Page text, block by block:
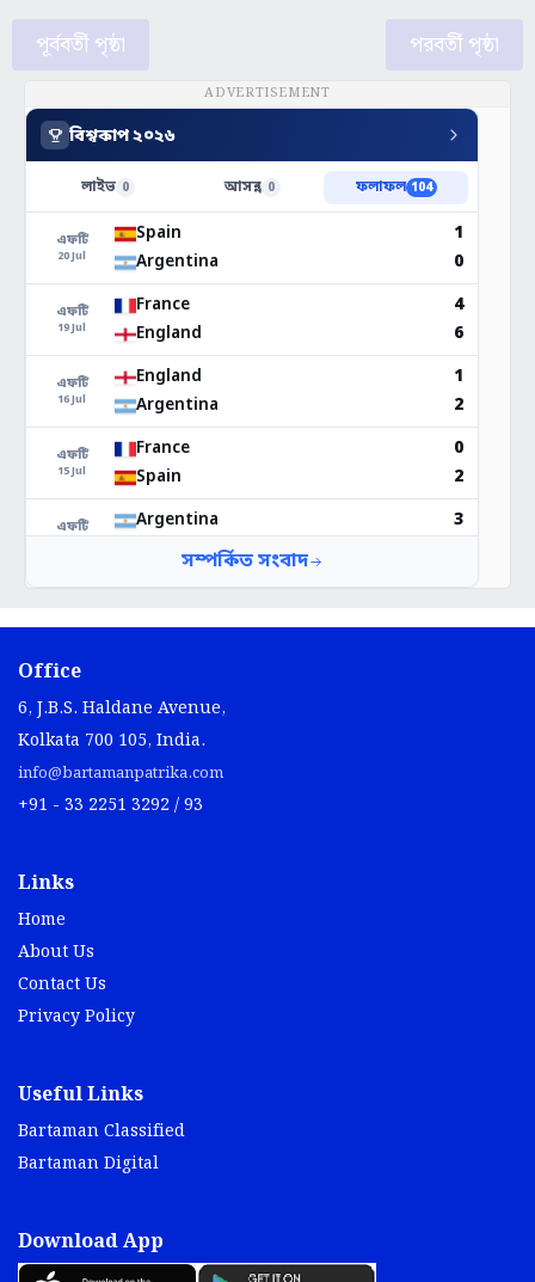
পূর্ববর্তী পৃষ্ঠা পরবর্তী পৃষ্ঠা
ADVERTISEMENT
Office
6, J.B.S. Haldane Avenue,
Kolkata 700 105, India.
info@bartamanpatrika.com
+91 - 33 2251 3292 / 93
Links
Home
About Us
Contact Us
Privacy Policy
Useful Links
Bartaman Classified
Bartaman Digital
Download App